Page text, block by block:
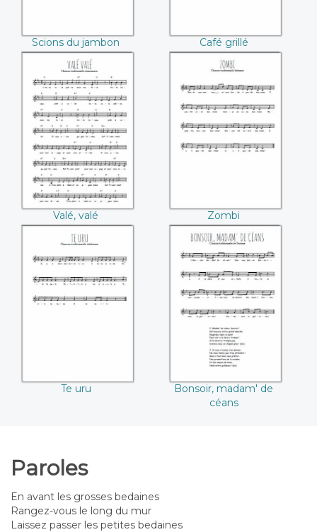
Scions du jambon Café grillé
Valé, valé
Valé, valé
Zombi
Zombi
Te uru
Te uru
Bonsoir, madam' de
céans
Bonsoir, madam' de
céans
Paroles
En avant les grosses bedaines
Rangez-vous le long du mur
Laissez passer les petites bedaines